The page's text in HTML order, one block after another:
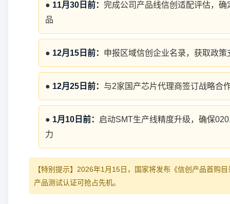
● 11月30日前： 完成公司产品线信创适配评估，确
品
● 12月15日前： 申报区域信创企业名录，获取政策
● 12月25日前： 与2家国产芯片代理商签订战略合
● 1月10日前： 启动SMT生产线精度升级，确保
力
【特别提示】2026年1月15日，国家将发布《信创产品首购
产品测试认证可抢占先机。